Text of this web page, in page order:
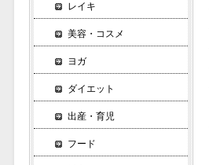
レイキ
美容・コスメ
ヨガ
ダイエット
出産・育児
フード